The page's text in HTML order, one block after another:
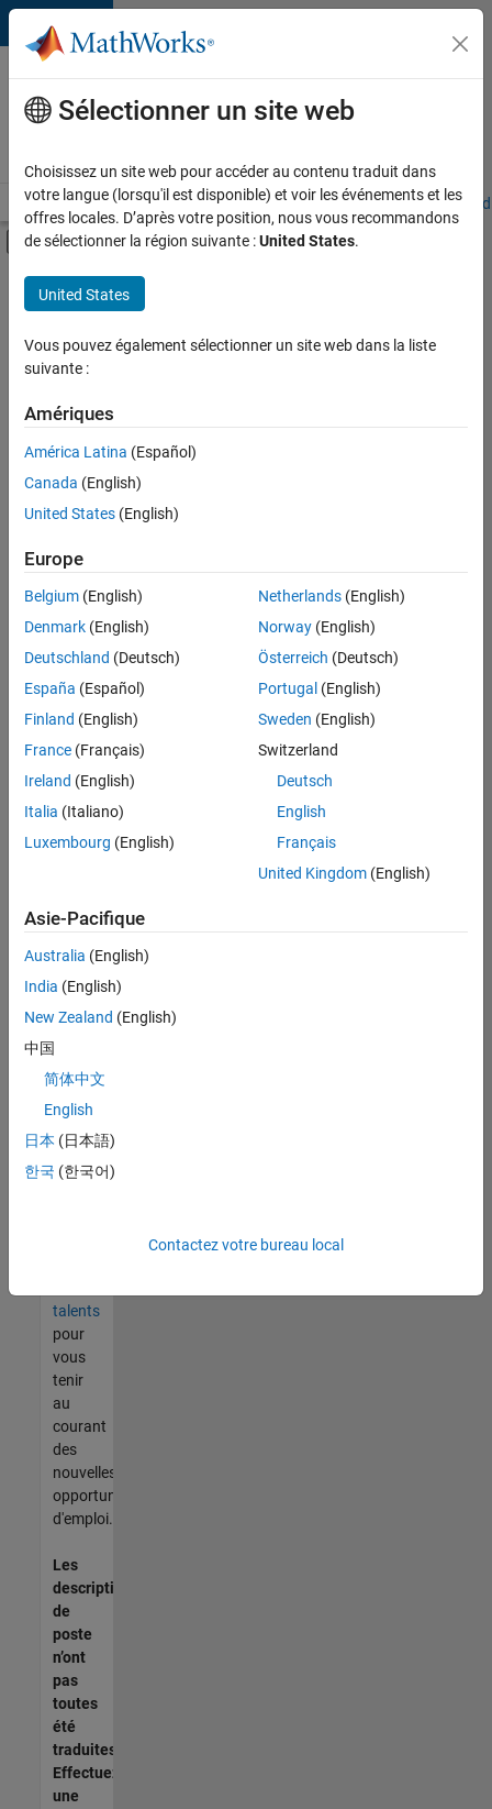
Passer au contenu
Votre
carrière
chez
Accueil Explorer nos opportunités Adresses de nos bureaux
Activer/désactiver l'affichage du menu
Contenu principal
FILTRER PAR
Ventes commerciales
Ventes pour l'éducation
Équipe Business Model
Actuellement,
aucune
offre
d'emploi
correspondant
à vos
critères
de
recherche.
Vous
pouvez
élargir
votre
recherche
ou
afficher
l’ensemble
d'emploi.
malgré
tout
vous
trouvez
pas
d'offre
corresponde
à vos
talents
pour
vous
tenir
au
courant
des
nouvelles
opportunités
d'emploi.
Les
descriptions
de
poste
n’ont
pas
toutes
été
traduites.
Effectuez
une
Sélectionner un site web
Choisissez un site web pour accéder au contenu traduit dans
votre langue (lorsqu'il est disponible) et voir les événements et les
offres locales. D’après votre position, nous vous recommandons
de sélectionner la région suivante :United States.
United States
Vous pouvez également sélectionner un site web dans la liste
suivante :
Amériques
América Latina (Español)
Canada (English)
United States (English)
Europe
Belgium (English)
Denmark (English)
Deutschland (Deutsch)
España (Español)
Finland (English)
France (Français)
Ireland (English)
Italia (Italiano)
Luxembourg (English)
Netherlands(English)
Norway(English)
Österreich (Deutsch)
Portugal (English)
Sweden (English)
Switzerland
Deutsch
English
Français
United Kingdom(English)
Asie-Pacifique
Australia (English)
India (English)
New Zealand (English)
中国
简体中文
English
日本 (日本語)
한국 (한국어)
Contactez votre bureau local